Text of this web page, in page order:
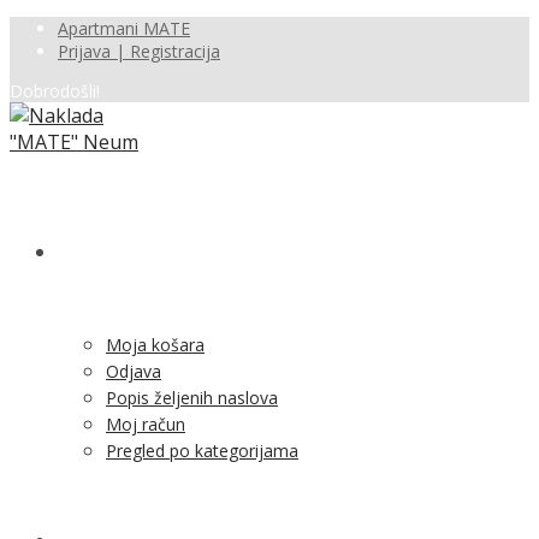
Apartmani MATE
Prijava | Registracija
Dobrodošli!
Moja košara
Odjava
Popis željenih naslova
Moj račun
Pregled po kategorijama